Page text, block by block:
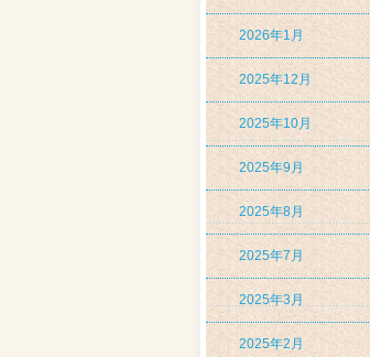
2026年1月
2025年12月
2025年10月
2025年9月
2025年8月
2025年7月
2025年3月
2025年2月